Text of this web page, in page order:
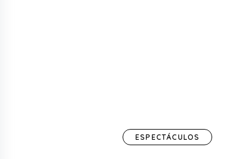
ESPECTÁCULOS